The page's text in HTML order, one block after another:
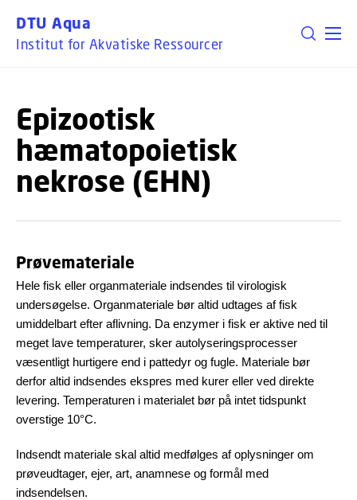
DTU Aqua
Institut for Akvatiske Ressourcer
Epizootisk
hæmatopoietisk
nekrose (EHN)
Prøvemateriale
Hele fisk eller organmateriale indsendes til virologisk
undersøgelse. Organmateriale bør altid udtages af fisk
umiddelbart efter aflivning. Da enzymer i fisk er aktive ned til
meget lave temperaturer, sker autolyseringsprocesser
væsentligt hurtigere end i pattedyr og fugle. Materiale bør
derfor altid indsendes ekspres med kurer eller ved direkte
levering. Temperaturen i materialet bør på intet tidspunkt
overstige 10°C.
Indsendt materiale skal altid medfølges af oplysninger om
prøveudtager, ejer, art, anamnese og formål med
indsendelsen.